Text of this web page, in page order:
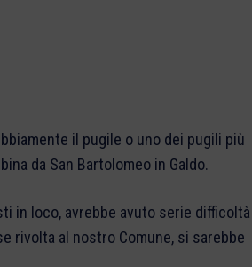
il pugile o uno dei pugili più
da San Bartolomeo in Galdo.
in loco, avrebbe avuto serie difficoltà
rivolta al nostro Comune, si sarebbe